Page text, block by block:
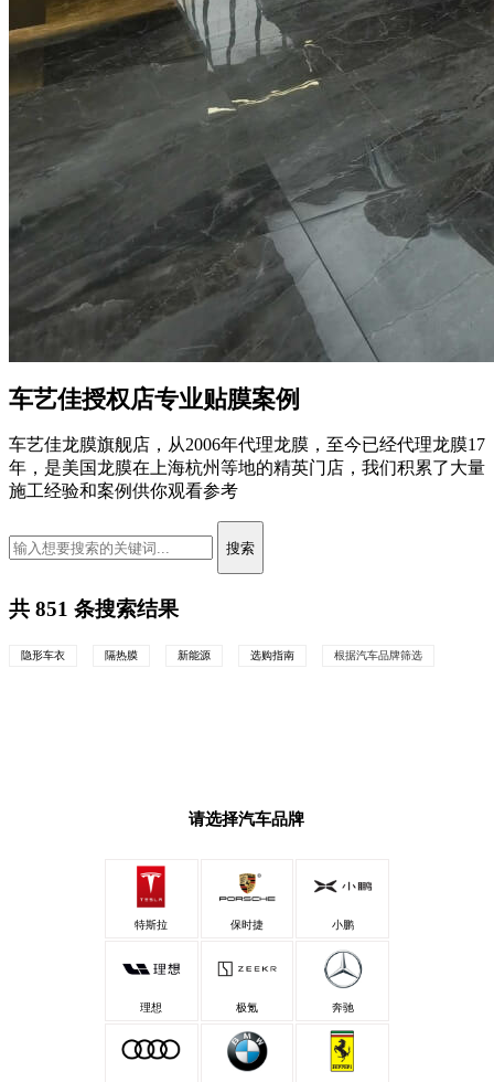
车艺佳授权店专业贴膜案例
车艺佳龙膜旗舰店 ，从2006年代理龙膜，至今已经代理龙膜17
年，是美国龙膜在上海杭州等地的精英门店，我们积累了大量
施工经验和案例供你观看参考
搜索
共 851 条搜索结果
隐形车衣 隔热膜 新能源 选购指南 根据汽车品牌筛选
请选择汽车品牌
特斯拉 保时捷 小鹏
理想 极氪 奔驰